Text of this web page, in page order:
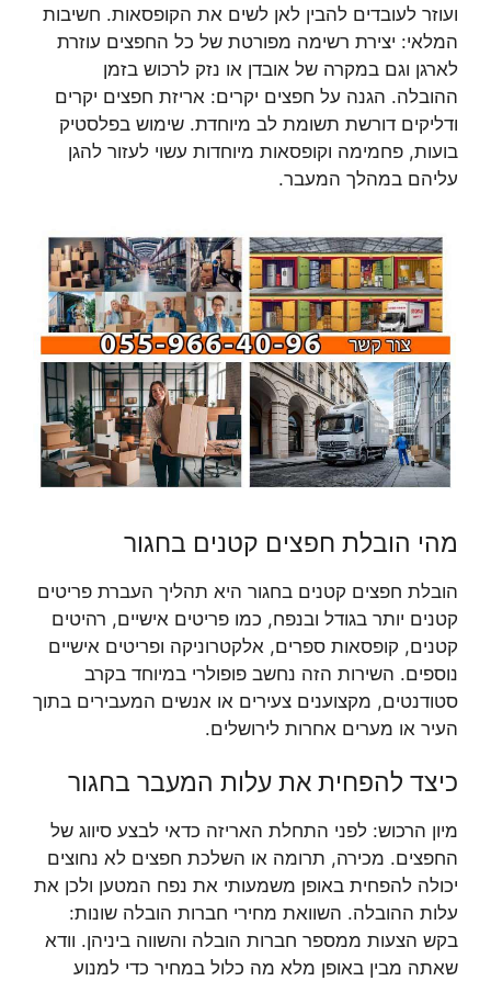
ועוזר לעובדים להבין לאן לשים את הקופסאות. חשיבות
המלאי: יצירת רשימה מפורטת של כל החפצים עוזרת
לארגן וגם במקרה של אובדן או נזק לרכוש בזמן
ההובלה. הגנה על חפצים יקרים: אריזת חפצים יקרים
ודליקים דורשת תשומת לב מיוחדת. שימוש בפלסטיק
בועות, פחמימה וקופסאות מיוחדות עשוי לעזור להגן
עליהם במהלך המעבר.
מהי הובלת חפצים קטנים בחגור
הובלת חפצים קטנים בחגור היא תהליך העברת פריטים
קטנים יותר בגודל ובנפח, כמו פריטים אישיים, רהיטים
קטנים, קופסאות ספרים, אלקטרוניקה ופריטים אישיים
נוספים. השירות הזה נחשב פופולרי במיוחד בקרב
סטודנטים, מקצוענים צעירים או אנשים המעבירים בתוך
העיר או מערים אחרות לירושלים.
כיצד להפחית את עלות המעבר בחגור
מיון הרכוש: לפני התחלת האריזה כדאי לבצע סיווג של
החפצים. מכירה, תרומה או השלכת חפצים לא נחוצים
יכולה להפחית באופן משמעותי את נפח המטען ולכן את
עלות ההובלה. השוואת מחירי חברות הובלה שונות:
בקש הצעות ממספר חברות הובלה והשווה ביניהן. וודא
שאתה מבין באופן מלא מה כלול במחיר כדי למנוע